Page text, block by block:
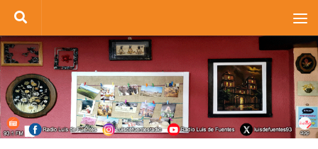
Saltar al contenido